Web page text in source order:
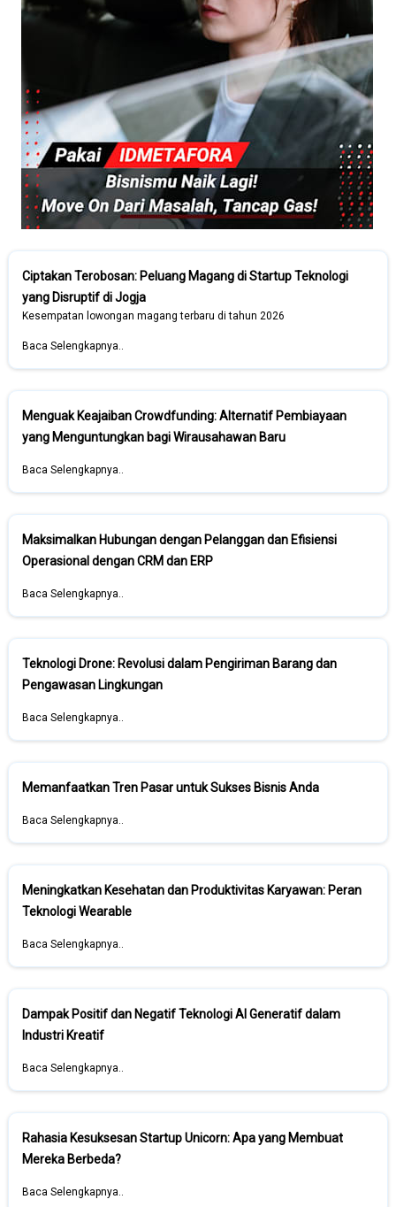
Ciptakan Terobosan: Peluang Magang di Startup Teknologi
yang Disruptif di Jogja
Kesempatan lowongan magang terbaru di tahun 2026
Baca Selengkapnya..
Menguak Keajaiban Crowdfunding: Alternatif Pembiayaan
yang Menguntungkan bagi Wirausahawan Baru
Baca Selengkapnya..
Maksimalkan Hubungan dengan Pelanggan dan Efisiensi
Operasional dengan CRM dan ERP
Baca Selengkapnya..
Teknologi Drone: Revolusi dalam Pengiriman Barang dan
Pengawasan Lingkungan
Baca Selengkapnya..
Memanfaatkan Tren Pasar untuk Sukses Bisnis Anda
Baca Selengkapnya..
Meningkatkan Kesehatan dan Produktivitas Karyawan: Peran
Teknologi Wearable
Baca Selengkapnya..
Dampak Positif dan Negatif Teknologi AI Generatif dalam
Industri Kreatif
Baca Selengkapnya..
Rahasia Kesuksesan Startup Unicorn: Apa yang Membuat
Mereka Berbeda?
Baca Selengkapnya..